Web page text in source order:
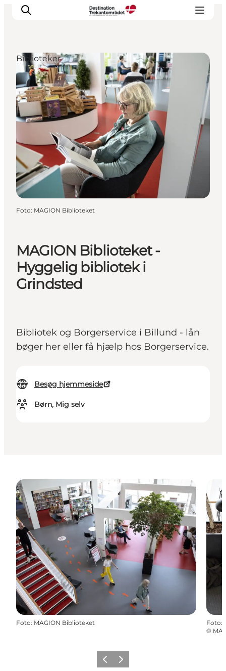
LEGOLAND® Billund Resort
Byer
Det sker
Planlæg din rejse
Køb
MAGION Biblioteket -
Hyggelig bibliotek i
Grindsted
Bibliotek og Borgerservice i Billund - lån
bøger her eller få hjælp hos Borgerservice.
Besøg hjemmeside
Børn, Mig selv
Biblioteker
Foto: MAGION Biblioteket
Foto: MAGION Biblioteket Foto:
©
Forrige billede
Næste billede